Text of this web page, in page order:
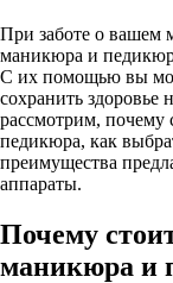
При заботе о вашем
маникюра и
С их помощью вы
сохранить здоровье
рассмотрим, почему
педикюра, как
преимущества
аппараты.
Почему
маникюра и